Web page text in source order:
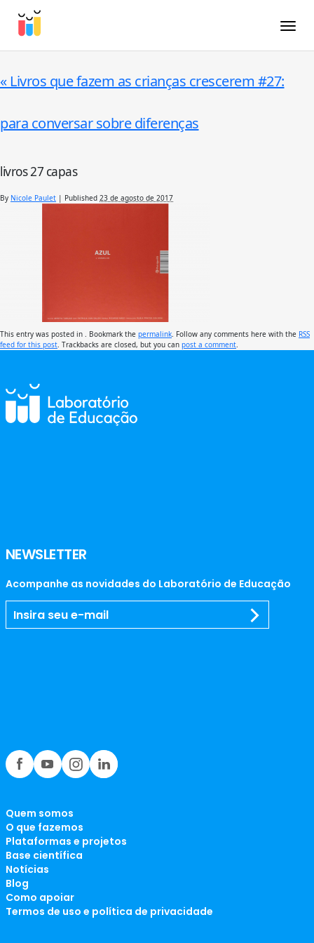
« Livros que fazem as crianças crescerem #27:
para conversar sobre diferenças
livros 27 capas
By Nicole Paulet | Published 23 de agosto de 2017
This entry was posted in . Bookmark the permalink . Follow any comments here with the RSS
feed for this post . Trackbacks are closed, but you can post a comment
NEWSLETTER
Acompanhe as novidades do Laboratório de Educação
Quem somos
O que fazemos
Plataformas e projetos
Base científica
Notícias
Blog
Como apoiar
Termos de uso e política de privacidade